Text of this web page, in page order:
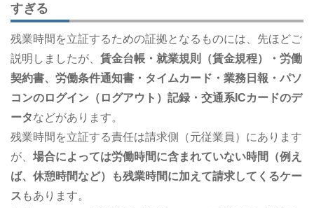
すぎる
残業時間を立証するための証拠となるものには、先ほどご
説明しましたが、 賃金台帳・就業規則（賃金規程）・労働
契約書、労働条件通知書・タイムカード・業務日報・パソ
コンのログイン（ログアウト）記録・交通系 ICカードのデ
ータなどがあります。
残業時間を立証する責任は請求側（元従業員）にあります
が、 場合によっては労働時間に含まれていない時間（例え
ば、休憩時間など）も残業時間に加えて請求してくるケー
ス もあります。